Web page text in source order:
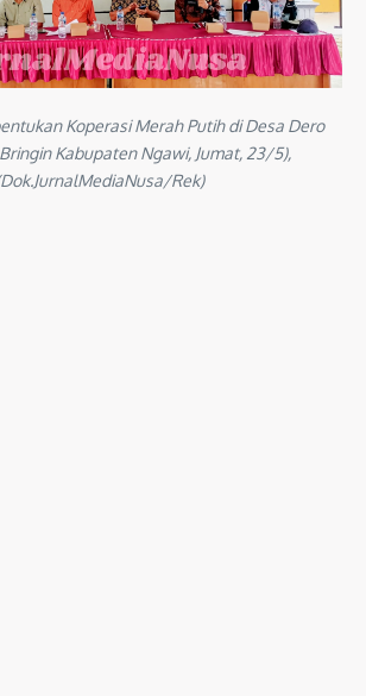
Koperasi Merah Putih di Desa Dero
Kabupaten Ngawi, Jumat, 23/5),
Rek)